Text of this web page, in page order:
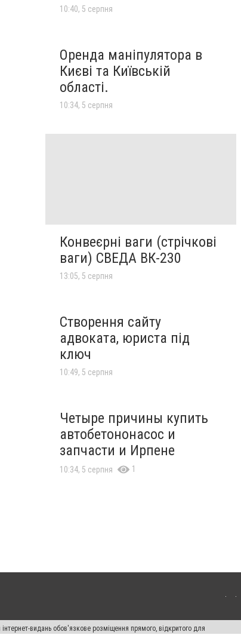
10:40, 5 серпня
Оренда маніпулятора в
Києві та Київській
області.
10:34, 5 серпня
Конвеєрні ваги (стрічкові
ваги) СВЕДА ВК-230
13:05, 5 серпня
Створення сайту
адвоката, юриста під
ключ
10:49, 5 серпня
Четыре причины купить
автобетононасос и
запчасти и Ирпене
10:34, 5 серпня 1
видань обов'язкове розміщення прямого, відкритого для